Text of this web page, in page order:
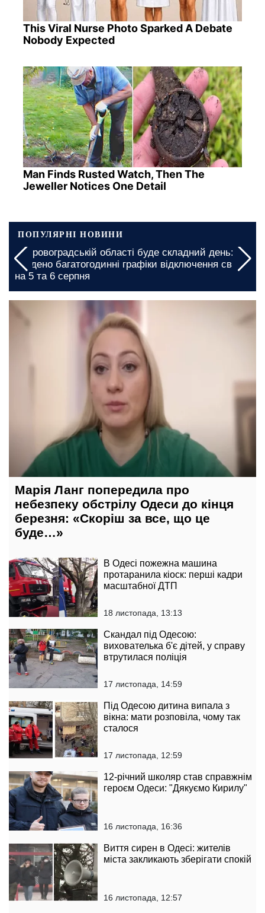
This Viral Nurse Photo Sparked A Debate
Nobody Expected
Man Finds Rusted Watch, Then The
Jeweller Notices One Detail
ПОПУЛЯРНІ НОВИНИ
У Кіровоградській області буде складний день:
введено багатогодинні графіки відключення світла
на 5 та 6 серпня
Марія Ланг попередила про
небезпеку обстрілу Одеси до кінця
березня: «Скоріш за все, що це
буде…»
В Одесі пожежна машина
протаранила кіоск: перші кадри
масштабної ДТП
18 листопада, 13:13
Скандал під Одесою:
вихователька б'є дітей, у справу
втрутилася поліція
17 листопада, 14:59
Під Одесою дитина випала з
вікна: мати розповіла, чому так
сталося
17 листопада, 12:59
12-річний школяр став справжнім
героєм Одеси: "Дякуємо Кирилу"
16 листопада, 16:36
Виття сирен в Одесі: жителів
міста закликають зберігати спокій
16 листопада, 12:57